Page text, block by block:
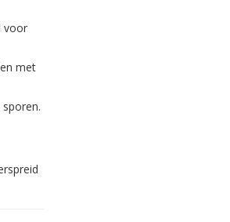
voor
met